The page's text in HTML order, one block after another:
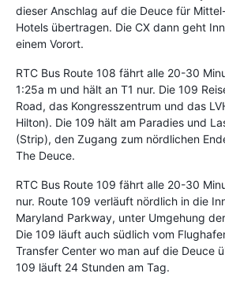
dieser Anschlag auf die Deuce für
Hotels übertragen. Die CX dann geht
einem Vorort.
RTC Bus Route 108 fährt alle 20-30
1:25a m und hält an T1 nur. Die 109
Road, das Kongresszentrum und das
Hilton). Die 109 hält am Paradies und
(Strip), den Zugang zum nördlichen
The Deuce.
RTC Bus Route 109 fährt alle 20-30
nur. Route 109 verläuft nördlich in die
Maryland Parkway, unter Umgehung
Die 109 läuft auch südlich vom
Transfer Center wo man auf die Deuce
109 läuft 24 Stunden am Tag.